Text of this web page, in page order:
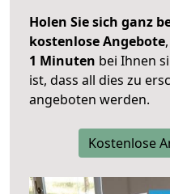
Holen Sie sich ganz
kostenlose Angebote
1 Minuten bei Ihnen
ist, dass all dies zu
angeboten werden.
Kostenlose